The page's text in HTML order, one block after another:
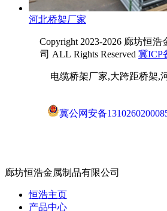
河北桥架厂家
Copyright 2023-2026 廊坊恒
司 ALL Rights Reserved 冀ICP
电缆桥架厂家,大跨距桥架,
冀公网安备
廊坊恒浩金属制品有限公司
恒浩主页
产品中心